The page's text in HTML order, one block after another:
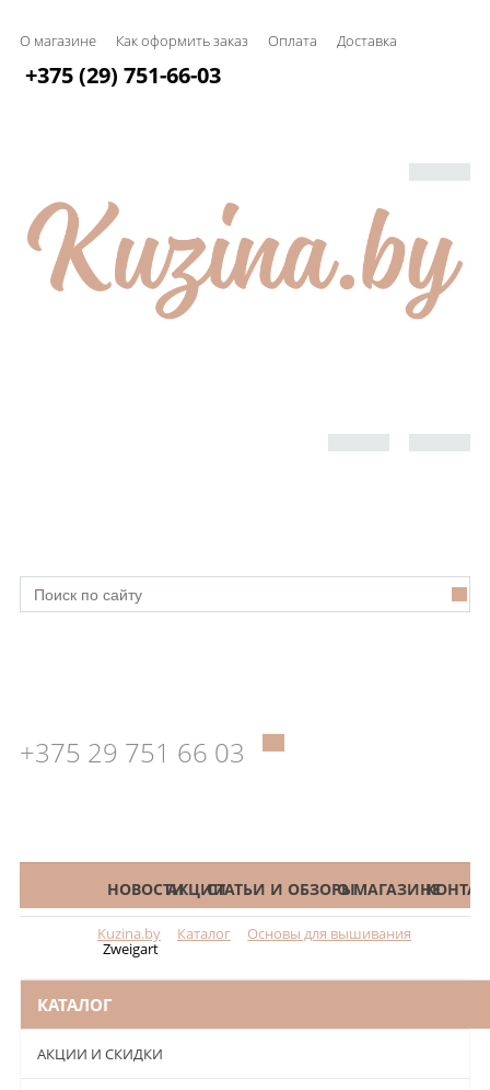
О магазине Как оформить заказ Оплата Доставка
+375 (29) 751-66-03
+375 29 751 66 03
КАТАЛОГНОВОСТИАКЦИИСТАТЬИ И ОБЗОРЫО МАГАЗИНЕ
Kuzina.by Каталог Основы для вышивания
Zweigart
КАТАЛОГ
АКЦИИ И СКИДКИ